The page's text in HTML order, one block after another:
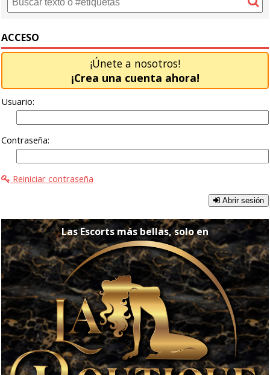
ACCESO
¡Únete a nosotros!
¡Crea una cuenta ahora!
Usuario:
Contraseña:
Reiniciar contraseña
Abrir sesión
Las Escorts más bellas, solo en